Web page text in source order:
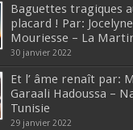
Baguettes tragiques
placard ! Par: Jocelyne
Mouriesse – La
30 janvier 2022
Et l’ âme renaît par:
Garaali Hadoussa –
Tunisie
29 janvier 2022